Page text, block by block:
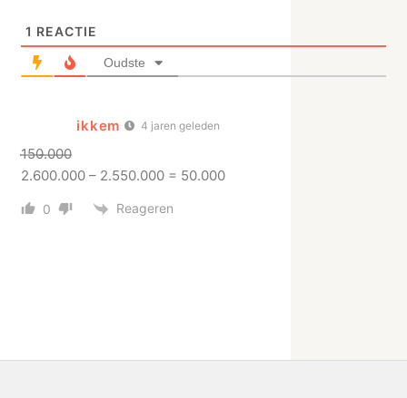
1 REACTIE
Oudste
ikkem 4 jaren geleden
̶1̶5̶0̶.̶0̶0̶0̶
2.600.000 – 2.550.000 = 50.000
0 Reageren